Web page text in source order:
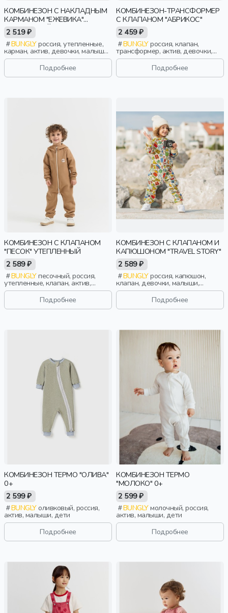
КОМБИНЕЗОН С НАКЛАДНЫМ
КАРМАНОМ "ЕЖЕВИКА"
УТЕПЛЕННЫЙ
2 519 ₽
BUNGLYроссия, утепленные,
карман, актив, девочки, малыши,
дошкольники, дети
Подробнее
КОМБИНЕЗОН-ТРАНСФОРМЕР
С КЛАПАНОМ "АБРИКОС"
2 459 ₽
BUNGLYроссия, клапан,
трансформер, актив, девочки,
малыши, дошкольники, дети
Подробнее
КОМБИНЕЗОН С КЛАПАНОМ
"ПЕСОК" УТЕПЛЕННЫЙ
2 589 ₽
BUNGLYпесочный, россия,
утепленные, клапан, актив,
мальчики, малыши, дошкольники,
Подробнее
КОМБИНЕЗОН С КЛАПАНОМ И
КАПЮШОНОМ "TRAVEL STORY"
2 589 ₽
BUNGLYроссия, капюшон,
клапан, девочки, малыши,
дошкольники, дети
Подробнее
КОМБИНЕЗОН ТЕРМО "ОЛИВА"
0+
2 599 ₽
BUNGLYоливковый, россия,
актив, малыши, дети
Подробнее
КОМБИНЕЗОН ТЕРМО
"МОЛОКО" 0+
2 599 ₽
BUNGLYмолочный, россия,
актив, малыши, дети
Подробнее